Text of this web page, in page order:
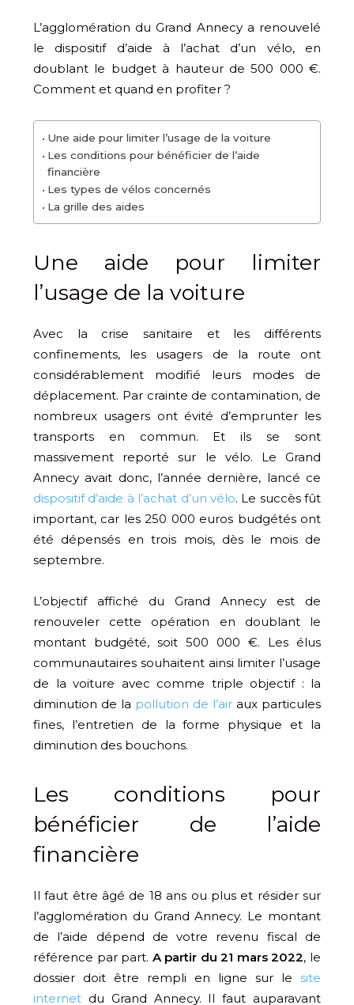
L’agglomération du Grand Annecy a renouvelé
le dispositif d’aide à l’achat d’un vélo, en
doublant le budget à hauteur de 500 000 €.
Comment et quand en profiter ?
Une aide pour limiter l’usage de la voiture
Les conditions pour bénéficier de l’aide
financière
Les types de vélos concernés
La grille des aides
Une aide pour limiter
l’usage de la voiture
Avec la crise sanitaire et les différents
confinements, les usagers de la route ont
considérablement modifié leurs modes de
déplacement. Par crainte de contamination, de
nombreux usagers ont évité d’emprunter les
transports en commun. Et ils se sont
massivement reporté sur le vélo. Le Grand
Annecy avait donc, l’année dernière, lancé ce
dispositif d’aide à l’achat d’un vélo. Le succès fût
important, car les 250 000 euros budgétés ont
été dépensés en trois mois, dès le mois de
septembre.
L’objectif affiché du Grand Annecy est de
renouveler cette opération en doublant le
montant budgété, soit 500 000 €. Les élus
communautaires souhaitent ainsi limiter l’usage
de la voiture avec comme triple objectif : la
diminution de la pollution de l’air aux particules
fines, l’entretien de la forme physique et la
diminution des bouchons.
Les conditions pour
bénéficier de l’aide
financière
Il faut être âgé de 18 ans ou plus et résider sur
l’agglomération du Grand Annecy. Le montant
de l’aide dépend de votre revenu fiscal de
référence par part. A partir du 21 mars 2022, le
dossier doit être rempli en ligne sur le site
internet du Grand Annecy. Il faut auparavant